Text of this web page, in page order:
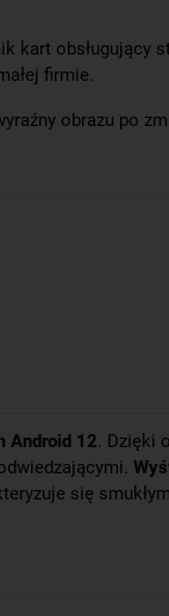
kart obsługujący
firmie.
obrazu po
Android 12. Dzięki
się